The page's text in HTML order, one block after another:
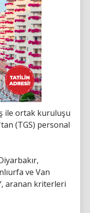
ile ortak kuruluşu
(TGS) personal
ve Van
aranan kriterleri